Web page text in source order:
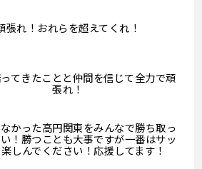
張れ！おれらを超えてくれ！
てきたことと仲間を信じて全力で頑
張れ！
かった高円関東をみんなで勝ち取っ
！勝つことも大事ですが一番はサッ
しんでください！応援してます！